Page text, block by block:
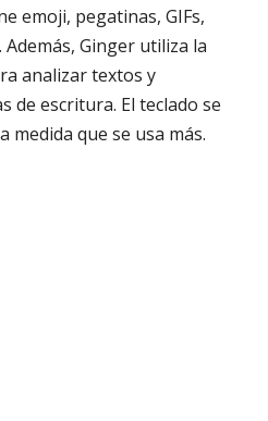
emoji, pegatinas, GIFs,
Ginger utiliza la
analizar textos y
de escritura. El teclado se
medida que se usa más.